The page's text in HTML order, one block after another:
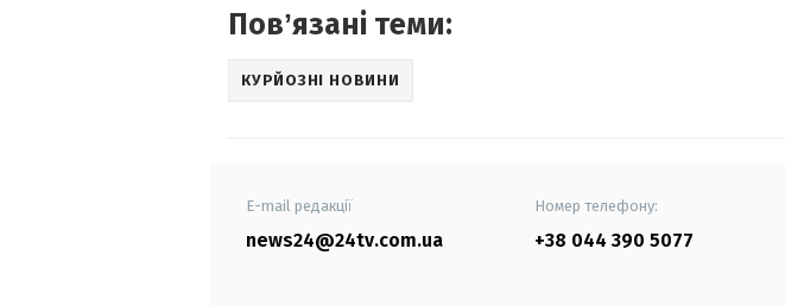
Повʼязані теми:
КУРЙОЗНІ НОВИНИ
E-mail редакції
news24@24tv.com.ua
Номер телефону:
+38 044 390 5077